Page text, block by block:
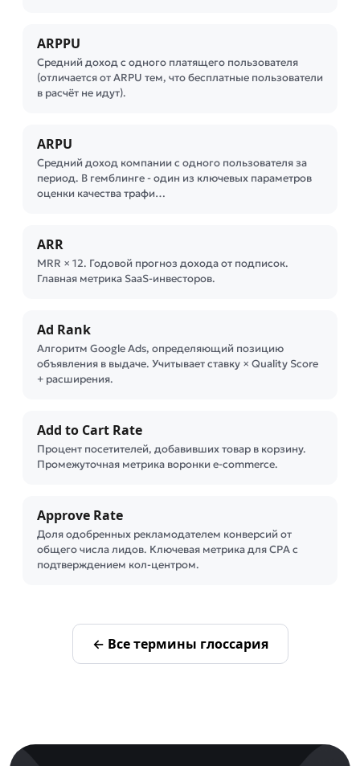
ARPPU
Средний доход с одного платящего пользователя
(отличается от ARPU тем, что бесплатные пользователи
в расчёт не идут).
ARPU
Средний доход компании с одного пользователя за
период. В гемблинге - один из ключевых параметров
оценки качества трафи…
ARR
MRR × 12. Годовой прогноз дохода от подписок.
Главная метрика SaaS-инвесторов.
Ad Rank
Алгоритм Google Ads, определяющий позицию
объявления в выдаче. Учитывает ставку × Quality Score
+ расширения.
Add to Cart Rate
Процент посетителей, добавивших товар в корзину.
Промежуточная метрика воронки e-commerce.
Approve Rate
Доля одобренных рекламодателем конверсий от
общего числа лидов. Ключевая метрика для CPA с
подтверждением кол-центром.
← Все термины глоссария